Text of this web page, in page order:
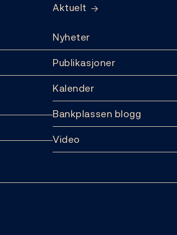
Aktuelt
Nyheter
Publikasjoner
Kalender
Bankplassen blogg
Video